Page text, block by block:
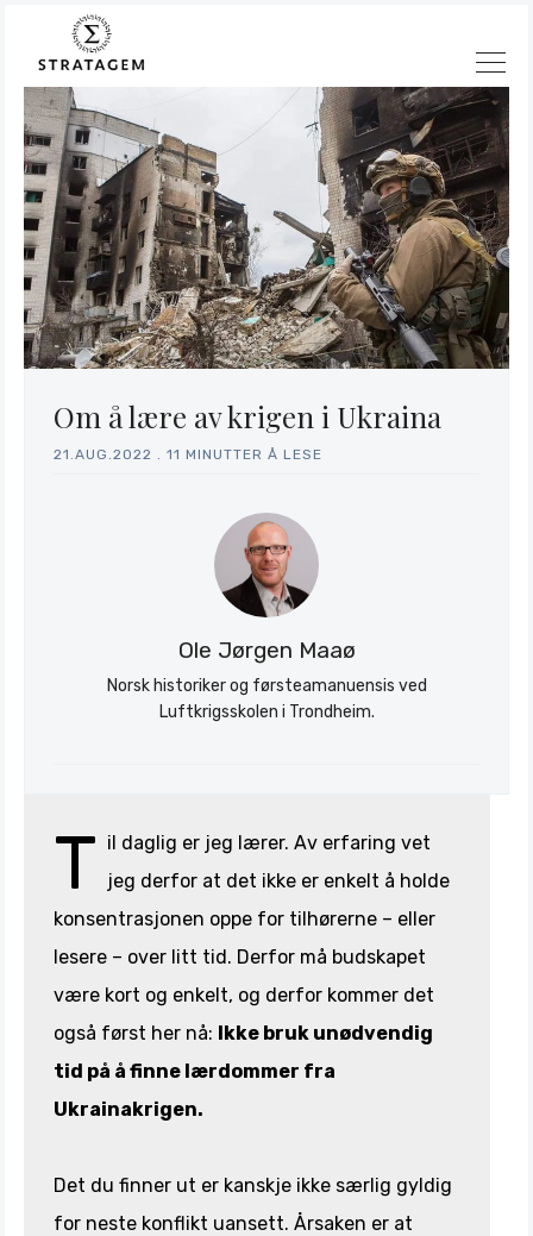
Søk
Stratagem
Om å lære av krigen i Ukraina
21.AUG.2022 11 MINUTTER Å LESE
Ole Jørgen Maaø
Norsk historiker og førsteamanuensis ved
Luftkrigsskolen i Trondheim.
T il daglig er jeg lærer. Av erfaring vet
jeg derfor at det ikke er enkelt å holde
konsentrasjonen oppe for tilhørerne – eller
lesere – over litt tid. Derfor må budskapet
være kort og enkelt, og derfor kommer det
også først her nå: Ikke bruk unødvendig
tid på å finne lærdommer fra
Ukrainakrigen.
Det du finner ut er kanskje ikke særlig gyldig
for neste konflikt uansett. Årsaken er at